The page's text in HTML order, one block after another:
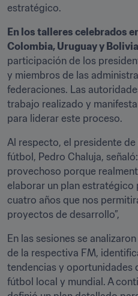
estratégico.
En los talleres celebrados
Colombia, Uruguay y Bolivia
participación de los
y miembros de las
federaciones. Las
trabajo realizado y
para liderar este proceso.
Al respecto, el presidente
fútbol, Pedro Chaluja,
provechoso porque
elaborar un plan
cuatro años que nos
proyectos de desarrollo”,
En las sesiones se
de la respectiva FM,
tendencias y oportunidades
fútbol local y mundial. A